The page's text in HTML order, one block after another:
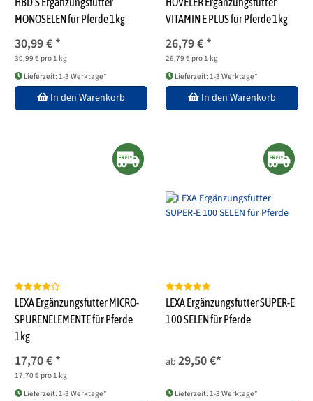
MONOSELEN für Pferde 1kg
30,99 € *
30,99 € pro 1 kg
Lieferzeit: 1-3 Werktage*
In den Warenkorb
VITAMIN E PLUS für Pferde 1kg
26,79 € *
26,79 € pro 1 kg
Lieferzeit: 1-3 Werktage*
In den Warenkorb
LEXA Ergänzungsfutter MICRO-
SPURENELEMENTE für Pferde
1kg
17,70 € *
17,70 € pro 1 kg
Lieferzeit: 1-3 Werktage*
LEXA Ergänzungsfutter SUPER-E
100 SELEN für Pferde
ab 29,50 €*
Lieferzeit: 1-3 Werktage*